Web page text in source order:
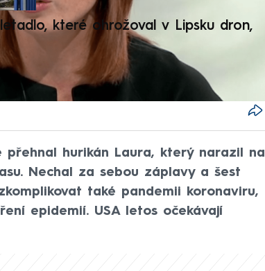
které ohrožoval v Lipsku dron,
přehnal hurikán Laura, který narazil na
Nechal za sebou záplavy a šest
také pandemii koronaviru,
epidemií. USA letos očekávají